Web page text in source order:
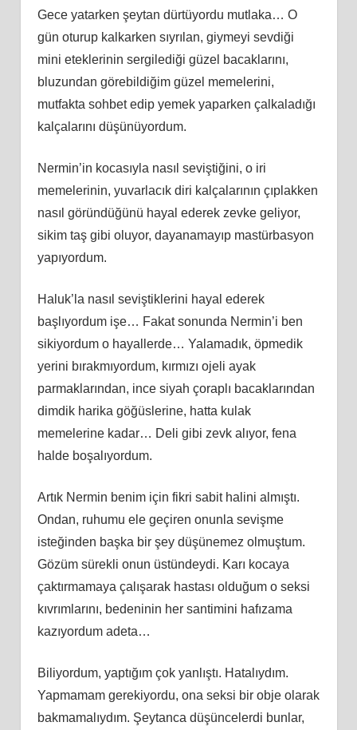
Gece yatarken şeytan dürtüyordu mutlaka… O
gün oturup kalkarken sıyrılan, giymeyi sevdiği
mini eteklerinin sergilediği güzel bacaklarını,
bluzundan görebildiğim güzel memelerini,
mutfakta sohbet edip yemek yaparken çalkaladığı
kalçalarını düşünüyordum.
Nermin’in kocasıyla nasıl seviştiğini, o iri
memelerinin, yuvarlacık diri kalçalarının çıplakken
nasıl göründüğünü hayal ederek zevke geliyor,
sikim taş gibi oluyor, dayanamayıp mastürbasyon
yapıyordum.
Haluk’la nasıl seviştiklerini hayal ederek
başlıyordum işe… Fakat sonunda Nermin’i ben
sikiyordum o hayallerde… Yalamadık, öpmedik
yerini bırakmıyordum, kırmızı ojeli ayak
parmaklarından, ince siyah çoraplı bacaklarından
dimdik harika göğüslerine, hatta kulak
memelerine kadar… Deli gibi zevk alıyor, fena
halde boşalıyordum.
Artık Nermin benim için fikri sabit halini almıştı.
Ondan, ruhumu ele geçiren onunla sevişme
isteğinden başka bir şey düşünemez olmuştum.
Gözüm sürekli onun üstündeydi. Karı kocaya
çaktırmamaya çalışarak hastası olduğum o seksi
kıvrımlarını, bedeninin her santimini hafızama
kazıyordum adeta…
Biliyordum, yaptığım çok yanlıştı. Hatalıydım.
Yapmamam gerekiyordu, ona seksi bir obje olarak
bakmamalıydım. Şeytanca düşüncelerdi bunlar,